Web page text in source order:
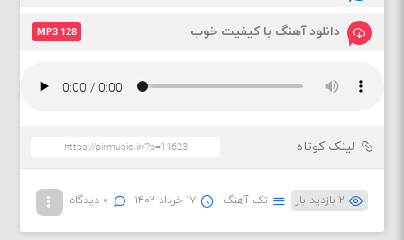
دانلود آهنگ با کیفیت خوب MP3 128
لینک کوتاه
۲ بازدید بار تک آهنگ ۱۷ خرداد ۱۴۰۲ ۰ دیدگاه